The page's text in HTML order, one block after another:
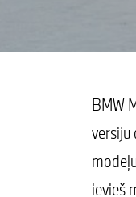
BMW
versiju
ievieš